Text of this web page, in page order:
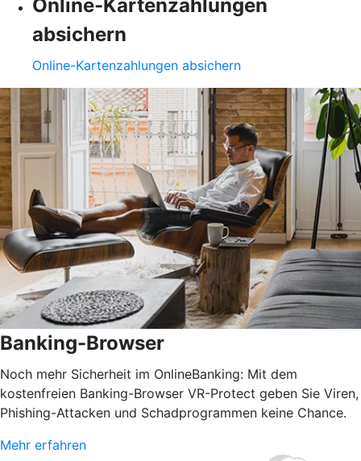
Online-Kartenzahlungen
absichern
Online-Kartenzahlungen absichern
Banking-Browser
Noch mehr Sicherheit im OnlineBanking: Mit dem
kostenfreien Banking-Browser VR-Protect geben Sie Viren,
Phishing-Attacken und Schadprogrammen keine Chance.
Mehr erfahren